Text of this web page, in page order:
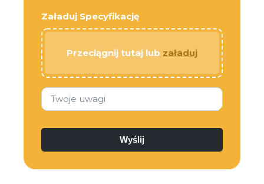
Załaduj Specyfikację
Przeciągnij tutaj lub załaduj
Twoje uwagi